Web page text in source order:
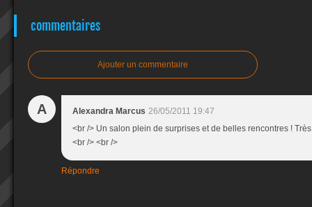
commentaires
Ajouter un commentaire
A Alexandra Marcus 26/05/2011 19:47
<br /> Un salon plein de surprises et de belles rencontres !
<br /> <br />
Répondre